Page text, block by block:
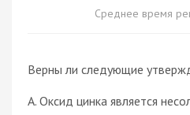
Среднее время
Верны ли следующие
А. Оксид цинка является